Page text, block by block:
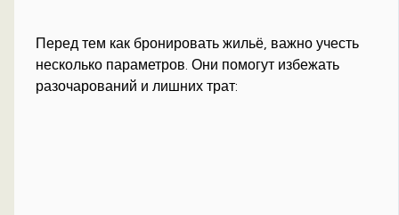
Перед тем как бронировать жильё, важно учесть
несколько параметров. Они помогут избежать
разочарований и лишних трат: